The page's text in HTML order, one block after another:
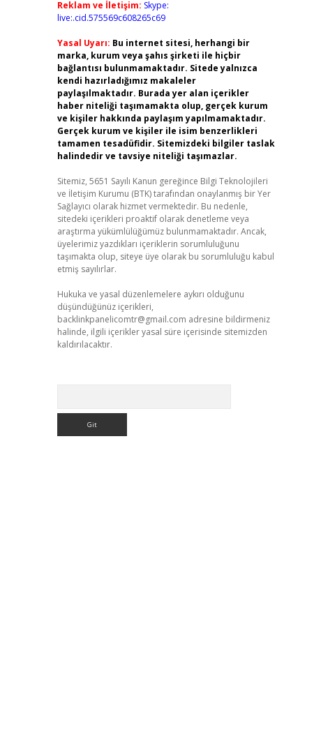
Reklam ve İletişim: Skype:
live:.cid.575569c608265c69
Yasal Uyarı: Bu internet sitesi, herhangi bir
marka, kurum veya şahıs şirketi ile hiçbir
bağlantısı bulunmamaktadır. Sitede yalnızca
kendi hazırladığımız makaleler
paylaşılmaktadır. Burada yer alan içerikler
haber niteliği taşımamakta olup, gerçek kurum
ve kişiler hakkında paylaşım yapılmamaktadır.
Gerçek kurum ve kişiler ile isim benzerlikleri
tamamen tesadüfidir. Sitemizdeki bilgiler taslak
halindedir ve tavsiye niteliği taşımazlar.
Sitemiz, 5651 Sayılı Kanun gereğince Bilgi Teknolojileri
ve İletişim Kurumu (BTK) tarafından onaylanmış bir Yer
Sağlayıcı olarak hizmet vermektedir. Bu nedenle,
sitedeki içerikleri proaktif olarak denetleme veya
araştırma yükümlülüğümüz bulunmamaktadır. Ancak,
üyelerimiz yazdıkları içeriklerin sorumluluğunu
taşımakta olup, siteye üye olarak bu sorumluluğu kabul
etmiş sayılırlar.
Hukuka ve yasal düzenlemelere aykırı olduğunu
düşündüğünüz içerikleri,
backlinkpanelicomtr@gmail.com adresine bildirmeniz
halinde, ilgili içerikler yasal süre içerisinde sitemizden
kaldırılacaktır.